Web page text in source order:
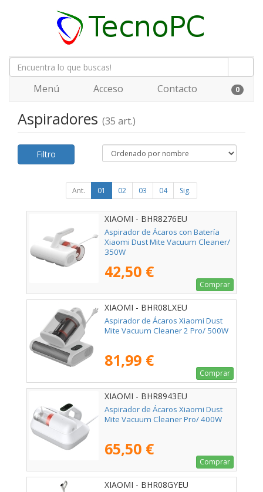
Menú Acceso Contacto 0
Aspiradores (35 art.)
Filtro
Ant. 01 02 03 04 Sig.
XIAOMI - BHR8276EU
Aspirador de Ácaros con Batería
Xiaomi Dust Mite Vacuum Cleaner/
350W
42,50 €
Comprar
XIAOMI - BHR08LXEU
Aspirador de Ácaros Xiaomi Dust
Mite Vacuum Cleaner 2 Pro/ 500W
81,99 €
Comprar
XIAOMI - BHR8943EU
Aspirador de Ácaros Xiaomi Dust
Mite Vacuum Cleaner Pro/ 400W
65,50 €
Comprar
XIAOMI - BHR08GYEU